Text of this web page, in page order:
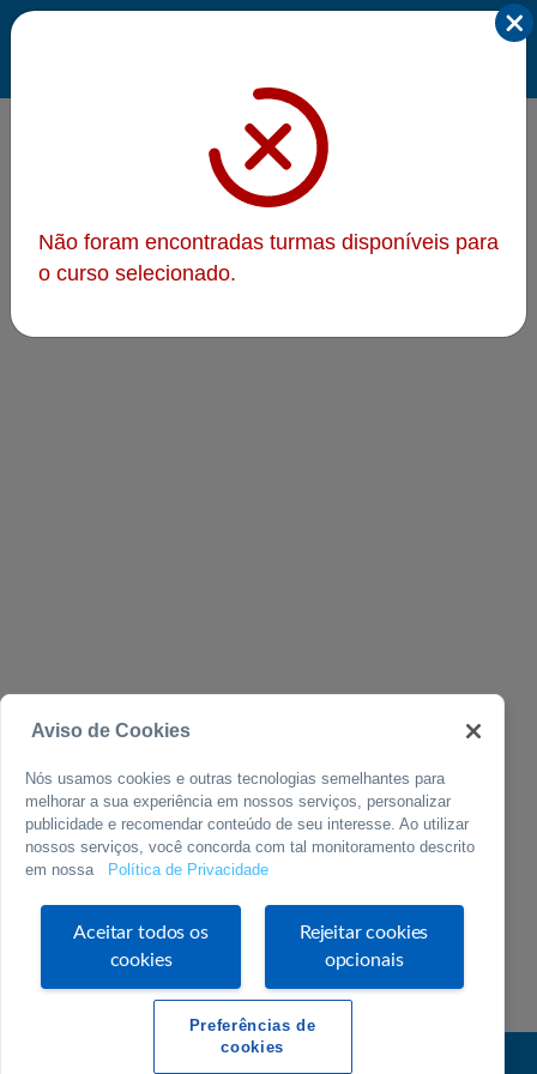
Não foram encontradas turmas disponíveis para
o curso selecionado.
0800 570 0800
Aviso de Cookies
Nós usamos cookies e outras tecnologias semelhantes para
melhorar a sua experiência em nossos serviços, personalizar
publicidade e recomendar conteúdo de seu interesse. Ao utilizar
nossos serviços, você concorda com tal monitoramento descrito
em nossa
Política de Privacidade
Aceitar todos os
cookies
Rejeitar cookies
opcionais
Preferências de
cookies